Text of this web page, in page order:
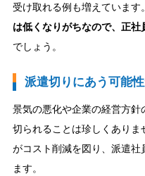
受け取れる例も増えています
は低くなりがちなので、正
でしょう。
派遣切りにあう可能
景気の悪化や企業の経営方
切られることは珍しくあり
がコスト削減を図り、派遣社
ます。